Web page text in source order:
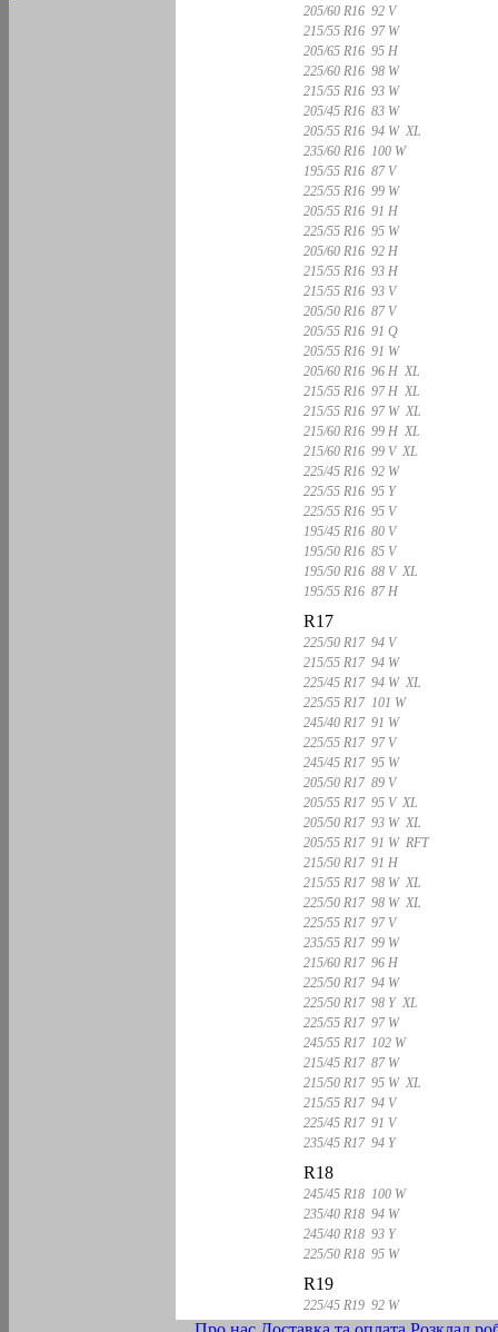
205/60 R16 92 V
215/55 R16 97 W
205/65 R16 95 H
225/60 R16 98 W
215/55 R16 93 W
205/45 R16 83 W
205/55 R16 94 W XL
235/60 R16 100 W
195/55 R16 87 V
225/55 R16 99 W
205/55 R16 91 H
225/55 R16 95 W
205/60 R16 92 H
215/55 R16 93 H
215/55 R16 93 V
205/50 R16 87 V
205/55 R16 91 Q
205/55 R16 91 W
205/60 R16 96 H XL
215/55 R16 97 H XL
215/55 R16 97 W XL
215/60 R16 99 H XL
215/60 R16 99 V XL
225/45 R16 92 W
225/55 R16 95 Y
225/55 R16 95 V
195/45 R16 80 V
195/50 R16 85 V
195/50 R16 88 V XL
195/55 R16 87 H
R17
225/50 R17 94 V
215/55 R17 94 W
225/45 R17 94 W XL
225/55 R17 101 W
245/40 R17 91 W
225/55 R17 97 V
245/45 R17 95 W
205/50 R17 89 V
205/55 R17 95 V XL
205/50 R17 93 W XL
205/55 R17 91 W RFT
215/50 R17 91 H
215/55 R17 98 W XL
225/50 R17 98 W XL
225/55 R17 97 V
235/55 R17 99 W
215/60 R17 96 H
225/50 R17 94 W
225/50 R17 98 Y XL
225/55 R17 97 W
245/55 R17 102 W
215/45 R17 87 W
215/50 R17 95 W XL
215/55 R17 94 V
225/45 R17 91 V
235/45 R17 94 Y
R18
245/45 R18 100 W
235/40 R18 94 W
245/40 R18 93 Y
225/50 R18 95 W
R19
225/45 R19 92 W